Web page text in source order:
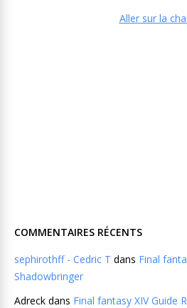
Aller sur la
COMMENTAIRES RÉCENTS
sephirothff - Cedric T dans Final
Shadowbringer
Adreck dans Final fantasy XIV Guide